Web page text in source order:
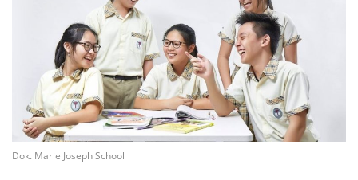
Dok. Marie Joseph School